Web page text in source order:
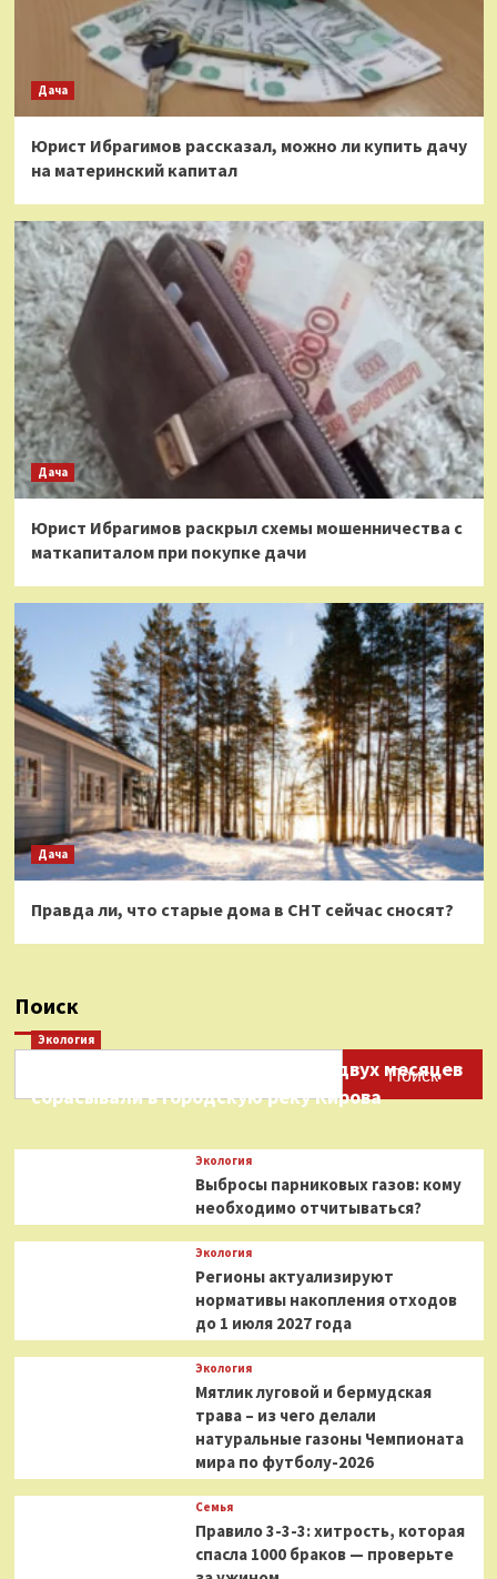
Дача
Юрист Ибрагимов рассказал, можно ли купить дачу
на материнский капитал
Дача
Юрист Ибрагимов раскрыл схемы мошенничества с
маткапиталом при покупке дачи
Дача
Правда ли, что старые дома в СНТ сейчас сносят?
Поиск
Поиск
Экология
Нефтепродукты на протяжении двух месяцев
сбрасывали в городскую реку Кирова
Экология
Выбросы парниковых газов: кому
необходимо отчитываться?
Экология
Регионы актуализируют
нормативы накопления отходов
до 1 июля 2027 года
Экология
Мятлик луговой и бермудская
трава – из чего делали
натуральные газоны Чемпионата
мира по футболу-2026
Семья
Правило 3-3-3: хитрость, которая
спасла 1000 браков — проверьте